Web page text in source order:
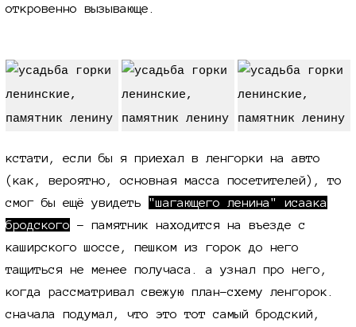
откровенно вызывающе.
кстати, если бы я приехал в ленгорки на авто
(как, вероятно, основная масса посетителей), то
смог бы ещё увидеть "шагающего ленина" исаака
бродского - памятник находится на въезде с
каширского шоссе, пешком из горок до него
тащиться не менее получаса. а узнал про него,
когда рассматривал свежую план-схему ленгорок.
сначала подумал, что это тот самый бродский,